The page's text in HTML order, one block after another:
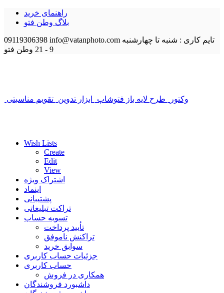
راهنمای خرید
بلاگ وطن فتو
09119306398 info@vatanphoto.com تایم کاری : شنبه تا چهارشنبه
9 - 21
وطن فتو
وکتور طرح لایه باز فتوشاپ ابزار تدوین تقویم مناسبتی
Wish Lists
Create
Edit
View
اشتراک ویژه
اینماد
پشتیبانی
تراکت تبلیغاتی
تسویه حساب
تأیید پرداخت
تراکنش ناموفق
سوابق خرید
جزئیات حساب کاربری
حساب کاربری
همکاری در فروش
داشبورد فروشندگان